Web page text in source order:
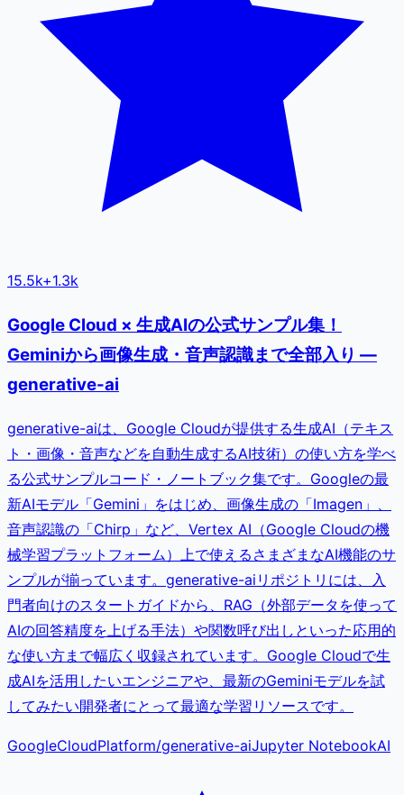
15.5k+1.3k
Google Cloud × 生成AIの公式サンプル集！
Geminiから画像生成・音声認識まで全部入り —
generative-ai
generative-aiは、Google Cloudが提供する生成AI（テキス
ト・画像・音声などを自動生成するAI技術）の使い方を学べ
る公式サンプルコード・ノートブック集です。Googleの最
新AIモデル「Gemini」をはじめ、画像生成の「Imagen」、
音声認識の「Chirp」など、Vertex AI（Google Cloudの機
械学習プラットフォーム）上で使えるさまざまなAI機能のサ
ンプルが揃っています。generative-aiリポジトリには、入
門者向けのスタートガイドから、RAG（外部データを使って
AIの回答精度を上げる手法）や関数呼び出しといった応用的
な使い方まで幅広く収録されています。Google Cloudで生
成AIを活用したいエンジニアや、最新のGeminiモデルを試
してみたい開発者にとって最適な学習リソースです。
GoogleCloudPlatform/generative-aiJupyter NotebookAI